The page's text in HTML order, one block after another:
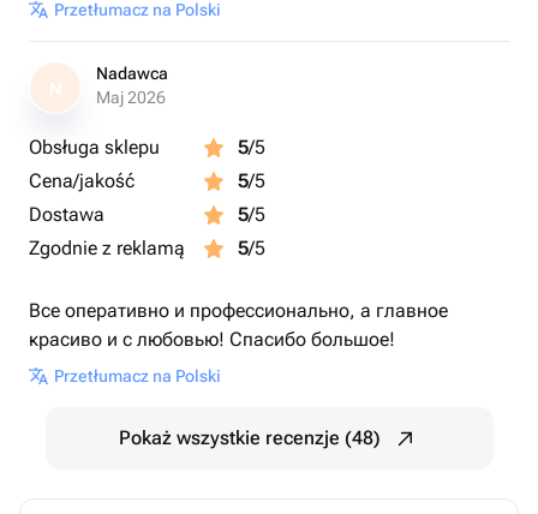
Przetłumacz na Polski
N
Nadawca
Maj 2026
Obsługa sklepu 5/5
Cena/jakość
5/5
Dostawa
5/5
Zgodnie z reklamą
5/5
Все оперативно и профессионально, а главное
красиво и с любовью! Спасибо большое!
Przetłumacz na Polski
Pokaż wszystkie recenzje (48)